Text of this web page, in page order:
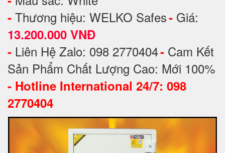
- Thương hiệu: WELKO Safes- Giá:
13.200.000 VNĐ
- Liên Hệ Zalo: 098 2770404- Cam Kết
Sản Phẩm Chất Lượng Cao: Mới 100%
- Hotline International 24/7: 098
2770404